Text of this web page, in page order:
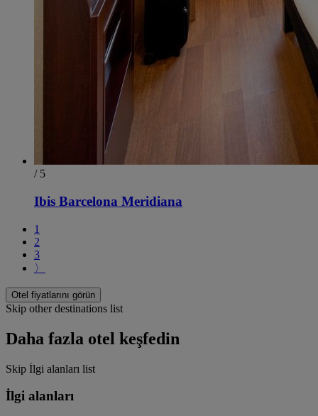
/ 5
Ibis Barcelona Meridiana
1
2
3
〉
Otel fiyatlarını görün
Skip other destinations list
Daha fazla otel keşfedin
Skip İlgi alanları list
İlgi alanları